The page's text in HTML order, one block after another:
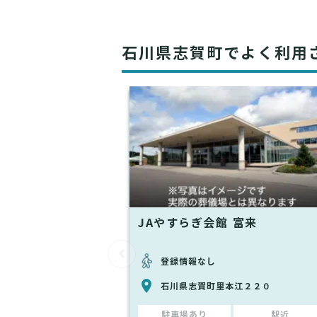
石川県志賀町でよく利用
JAやすらぎ会館 富来
登録情報なし
石川県志賀町里本江２２０
駐車場あり 駅近